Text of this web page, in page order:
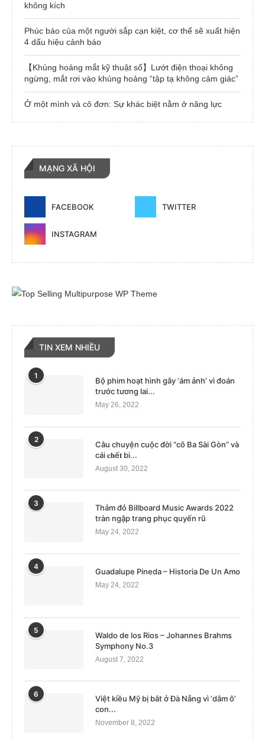
không kích
Phúc báo của một người sắp cạn kiệt, cơ thể sẽ xuất hiện
4 dấu hiệu cảnh báo
【Khủng hoảng mắt kỹ thuật số】Lướt điện thoại không
ngừng, mắt rơi vào khủng hoảng “tập tạ không cảm giác”
Ở một mình và cô đơn: Sự khác biệt nằm ở năng lực
MẠNG XÃ HỘI
FACEBOOK TWITTER
INSTAGRAM
TIN XEM NHIỀU
1
Bộ phim hoạt hình gây ‘ám ảnh’ vì đoán
trước tương lai...
May 26, 2022
2
Câu chuyện cuộc đời “cô Ba Sài Gòn” và
cái 𝐜𝐡ế𝐭 bi...
August 30, 2022
3
Thảm đỏ Billboard Music Awards 2022
tràn ngập trang phục quyến rũ
May 24, 2022
4
Guadalupe Pineda – Historia De Un Amo
May 24, 2022
5
Waldo de los Rios – Johannes Brahms
Symphony No.3
August 7, 2022
6
Việt kiều Mỹ bị bắt ở Đà Nẵng vì ‘dâm ô’
con...
November 8, 2022